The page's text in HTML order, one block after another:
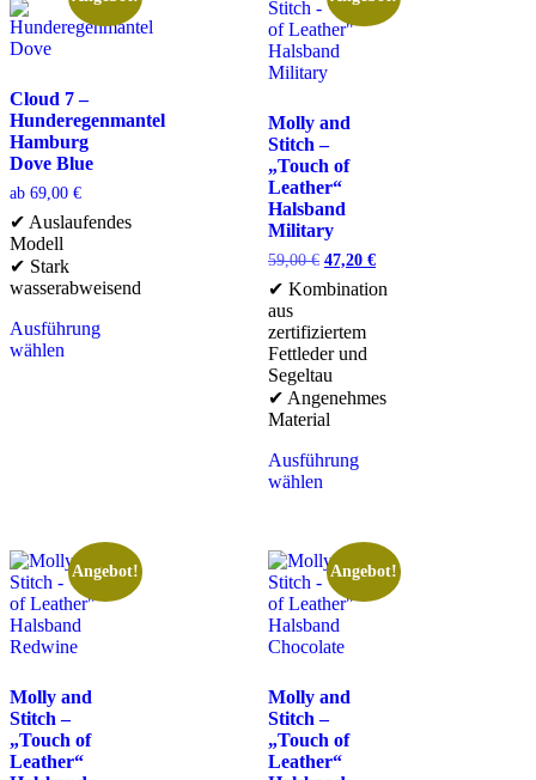
Cloud 7 –
Hunderegenmantel
Hamburg
Dove Blue
ab 69,00 €
✔ Auslaufendes
Modell
✔ Stark
wasserabweisend
Ausführung
wählen
Molly and
Stitch –
„Touch of
Leather“
Halsband
Military
59,00€ 47,20 €
✔ Kombination
aus
zertifiziertem
Fettleder und
Segeltau
✔ Angenehmes
Material
Ausführung
wählen
Angebot!
Molly and
Stitch –
„Touch of
Leather“
Angebot!
Molly and
Stitch –
„Touch of
Leather“